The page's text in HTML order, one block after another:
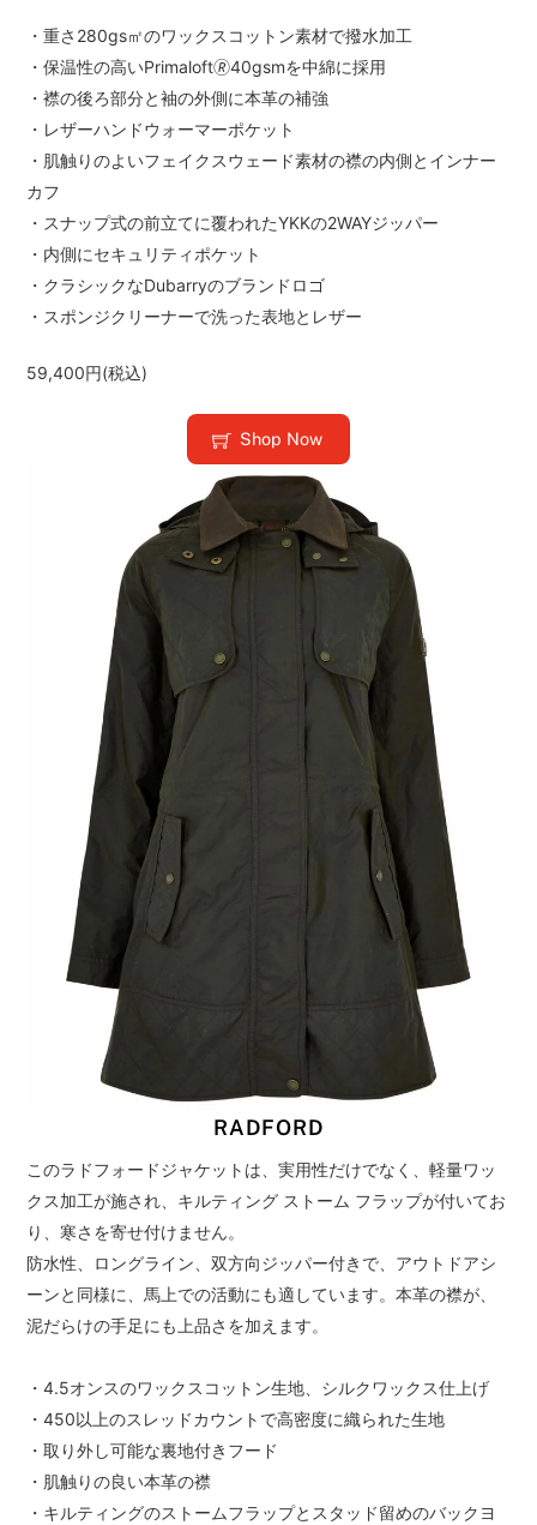
・重さ280gs㎡のワックスコットン素材で撥水加工
・保温性の高いPrimaloft🄬40gsmを中綿に採用
・襟の後ろ部分と袖の外側に本革の補強
・レザーハンドウォーマーポケット
・肌触りのよいフェイクスウェード素材の襟の内側とインナー
カフ
・スナップ式の前立てに覆われたYKKの2WAYジッパー
・内側にセキュリティポケット
・クラシックなDubarryのブランドロゴ
・スポンジクリーナーで洗った表地とレザー
59,400円(税込)
Shop Now
RADFORD
このラドフォードジャケットは、実用性だけでなく、軽量ワッ
クス加工が施され、キルティング ストーム フラップが付いてお
り、寒さを寄せ付けません。
防水性、ロングライン、双方向ジッパー付きで、アウトドアシ
ーンと同様に、馬上での活動にも適しています。本革の襟が、
泥だらけの手足にも上品さを加えます。
・4.5オンスのワックスコットン生地、シルクワックス仕上げ
・450以上のスレッドカウントで高密度に織られた生地
・取り外し可能な裏地付きフード
・肌触りの良い本革の襟
・キルティングのストームフラップとスタッド留めのバックヨ